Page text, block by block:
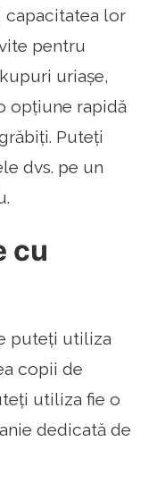
capacitatea lor
pentru
uriașe,
opțiune rapidă
Puteți
dvs. pe un
cu
puteți utiliza
copii de
utiliza fie o
dedicată de